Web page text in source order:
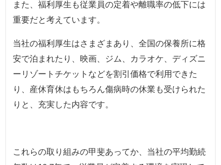
また、福利厚生も従業員の定着や離職率の低下には
重要だと考えています。
当社の福利厚生はさまざまあり、全国の保養所に格
安で泊まれたり、映画、ジム、カラオケ、ディズニ
ーリゾートチケットなどを割引価格で利用できた
り、産休育休はもちろん傷病時の休業も受けられた
りと、充実した内容です。
これらの取り組みの甲斐あってか、当社の平均勤続